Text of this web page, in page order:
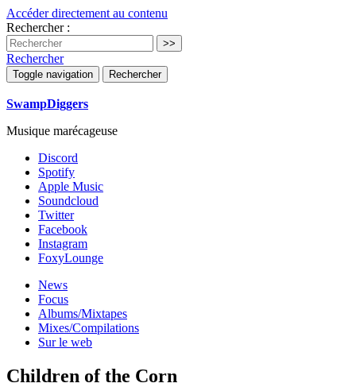
Accéder directement au contenu
Rechercher :
Rechercher
Toggle navigation Rechercher
SwampDiggers
Musique marécageuse
Discord
Spotify
Apple Music
Soundcloud
Twitter
Facebook
Instagram
FoxyLounge
News
Focus
Albums/Mixtapes
Mixes/Compilations
Sur le web
Children of the Corn